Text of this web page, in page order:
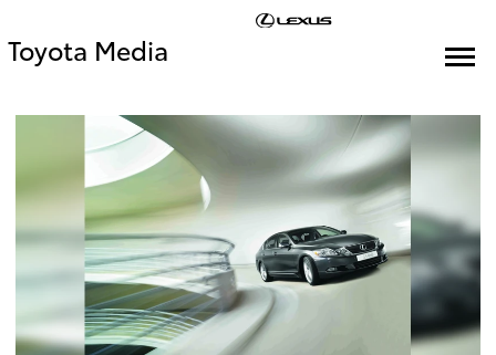
Toyota Media